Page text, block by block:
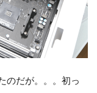
のだが。。。初っ